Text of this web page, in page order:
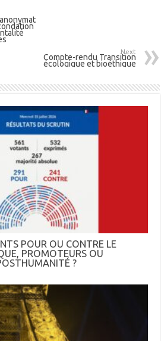
Next
Compte-rendu Transition
écologique et bioéthique
POUR OU CONTRE LE
PROMOTEURS OU
?